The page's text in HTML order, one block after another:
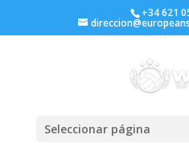
+34 621
Seleccionar página